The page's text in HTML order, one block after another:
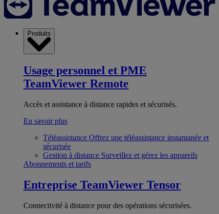
Produits
Usage personnel et PME
TeamViewer Remote
Accès et assistance à distance rapides et sécurisés.
En savoir plus
Téléassistance Offrez une téléassistance instantanée et
sécurisée
Gestion à distance Surveillez et gérez les appareils
Abonnements et tarifs
Entreprise TeamViewer Tensor
Connectivité à distance pour des opérations sécurisées.